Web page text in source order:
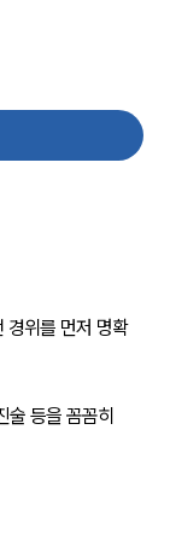
경위를 먼저 명확
술 등을 꼼꼼히